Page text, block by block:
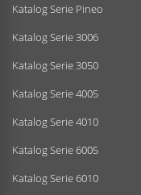
Katalog Serie Pineo
Katalog Serie 3006
Katalog Serie 3050
Katalog Serie 4005
Katalog Serie 4010
Katalog Serie 6005
Katalog Serie 6010